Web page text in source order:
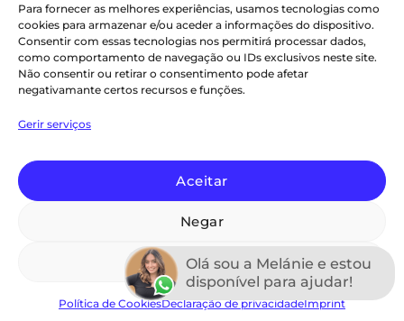
Para fornecer as melhores experiências, usamos tecnologias como
cookies para armazenar e/ou aceder a informações do dispositivo.
Consentir com essas tecnologias nos permitirá processar dados,
como comportamento de navegação ou IDs exclusivos neste site.
Não consentir ou retirar o consentimento pode afetar
negativamante certos recursos e funções.
Gerir serviços
Aceitar
Negar
Ver preferências
Política de CookiesDeclaração de privacidadeImprint
Certificado:Trustindex
5.0
Top Rated Service 2026
verified by Trustindex
Credit
Maestro
Declaração de privacidade (UE)
Termos e Condições
Imprint
Isenção de Responsabilidade
Política de Cookies (UE)
Termos e Condições
Copyright 2026 ©
Olá sou a Melánie e estou
disponível para ajudar!